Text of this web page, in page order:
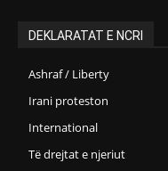
DEKLARATAT E NCRI
Ashraf / Liberty
Irani proteston
International
Të drejtat e njeriut